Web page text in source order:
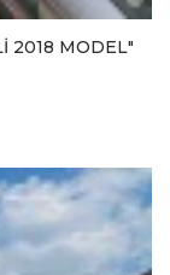
2018 MODEL"